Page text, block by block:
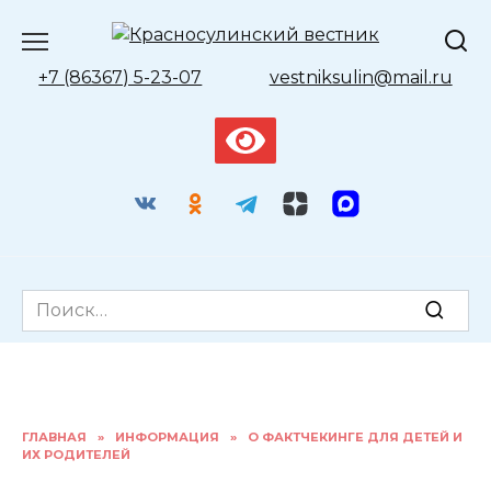
содержанию
+7 (86367) 5-23-07 vestniksulin@mail.ru
Search
for:
ГЛАВНАЯ » ИНФОРМАЦИЯ »
О ФАКТЧЕКИНГЕ ДЛЯ ДЕТЕЙ И
ИХ РОДИТЕЛЕЙ